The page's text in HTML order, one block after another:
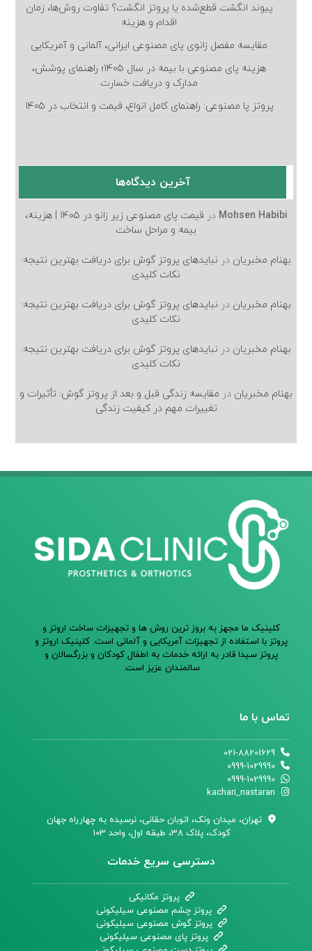
پیوند انگشت قطع‌شده یا پروتز انگشت؟ تفاوت روش‌ها، زمان
اقدام و هزینه
مقایسه مفصل زانوی پای مصنوعی ایرانی، آلمانی و آمریکایی
هزینه پای مصنوعی با بیمه در سال ۱۴۰۵؛ راهنمای پوشش،
مدارک و دریافت خسارت
پروتز پا مصنوعی: راهنمای کامل انواع، قیمت و انتخاب در ۱۴۰۵
آخرین دیدگاه‌ها
Mohsen Habibi در
قیمت پای مصنوعی زیر زانو در ۱۴۰۵ | هزینه،
بیمه و مراحل ساخت
بهنام مخبریان در نبایدهای پروتز گوش برای دریافت بهترین نتیجه:
نکات کلیدی
بهنام مخبریان در نبایدهای پروتز گوش برای دریافت بهترین نتیجه:
نکات کلیدی
بهنام مخبریان در نبایدهای پروتز گوش برای دریافت بهترین نتیجه:
نکات کلیدی
بهنام مخبریان در مقایسه زندگی قبل و بعد از پروتز گوش: تأثیرات و
تغییرات مهم در کیفیت زندگی
کلینیک ما مجهز به بروز ترین روش ها و تجهیزات ساخت اروتز و
پروتز با استفاده از تجهیزات آمریکایی و آلمانی است. کلینیک اروتز و
پروتز سیدا قادر به ارائه خدمات به اطفال کودکان و بزرگسالان و
سالمندان عزیز است.
تماس با ما
021-88201629
0999-1029990
0999-1029990
kachari_nastaran
تهران،‌ میدان ونک، اتوبان حقانی، نرسیده به چهارراه جهان
کودک، پلاک 38، طبقه اول، واحد 103
دسترسی سریع خدمات
پروتز مکانیکی
پروتز چشم مصنوعی سیلیکونی
پروتز گوش مصنوعی سیلیکونی
پروتز پای مصنوعی سیلیکونی